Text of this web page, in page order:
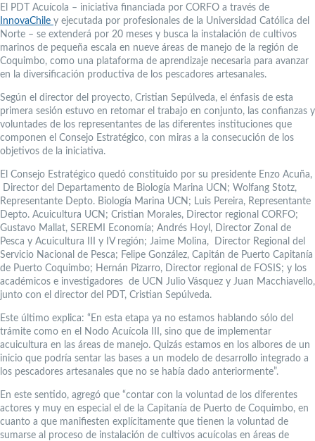
El PDT Acuícola – iniciativa financiada por CORFO a través de
InnovaChile y ejecutada por profesionales de la Universidad Católica del
Norte – se extenderá por 20 meses y busca la instalación de cultivos
marinos de pequeña escala en nueve áreas de manejo de la región de
Coquimbo, como una plataforma de aprendizaje necesaria para avanzar
en la diversificación productiva de los pescadores artesanales.
Según el director del proyecto, Cristian Sepúlveda, el énfasis de esta
primera sesión estuvo en retomar el trabajo en conjunto, las confianzas y
voluntades de los representantes de las diferentes instituciones que
componen el Consejo Estratégico, con miras a la consecución de los
objetivos de la iniciativa.
El Consejo Estratégico quedó constituido por su presidente Enzo Acuña,
Director del Departamento de Biología Marina UCN; Wolfang Stotz,
Representante Depto. Biología Marina UCN; Luis Pereira, Representante
Depto. Acuicultura UCN; Cristian Morales, Director regional CORFO;
Gustavo Mallat, SEREMI Economía; Andrés Hoyl, Director Zonal de
Pesca y Acuicultura III y IV región; Jaime Molina, Director Regional del
Servicio Nacional de Pesca; Felipe González, Capitán de Puerto Capitanía
de Puerto Coquimbo; Hernán Pizarro, Director regional de FOSIS; y los
académicos e investigadores de UCN Julio Vásquez y Juan Macchiavello,
junto con el director del PDT, Cristian Sepúlveda.
Este último explica: “En esta etapa ya no estamos hablando sólo del
trámite como en el Nodo Acuícola III, sino que de implementar
acuicultura en las áreas de manejo. Quizás estamos en los albores de un
inicio que podría sentar las bases a un modelo de desarrollo integrado a
los pescadores artesanales que no se había dado anteriormente”.
En este sentido, agregó que “contar con la voluntad de los diferentes
actores y muy en especial el de la Capitanía de Puerto de Coquimbo, en
cuanto a que manifiesten explícitamente que tienen la voluntad de
sumarse al proceso de instalación de cultivos acuícolas en áreas de